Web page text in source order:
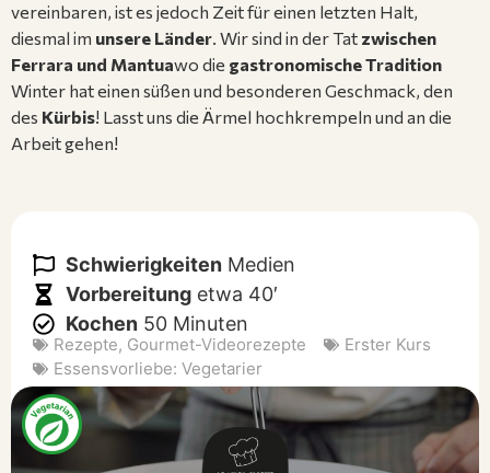
vereinbaren, ist es jedoch Zeit für einen letzten Halt,
diesmal im unsere Länder. Wir sind in der Tat zwischen
Ferrara und Mantuawo die gastronomische Tradition
Winter hat einen süßen und besonderen Geschmack, den
des Kürbis! Lasst uns die Ärmel hochkrempeln und an die
Arbeit gehen!
Schwierigkeiten Medien
Vorbereitung etwa 40′
Kochen 50 Minuten
Rezepte, Gourmet-Videorezepte
Erster Kurs
Essensvorliebe: Vegetarier